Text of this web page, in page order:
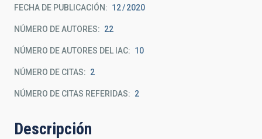
FECHA DE PUBLICACIÓN: 12 2020
NÚMERO DE AUTORES 22
NÚMERO DE AUTORES DEL IAC 10
NÚMERO DE CITAS 2
NÚMERO DE CITAS REFERIDAS 2
Descripción